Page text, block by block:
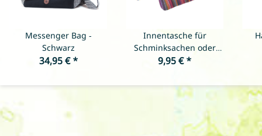
Messenger Bag -
Schwarz
34,95 €*
Innentasche für
Schminksachen oder
andere Utensilien - Rot
9,95 €*